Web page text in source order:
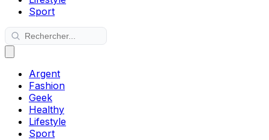
Sport
Argent
Fashion
Geek
Healthy
Lifestyle
Sport